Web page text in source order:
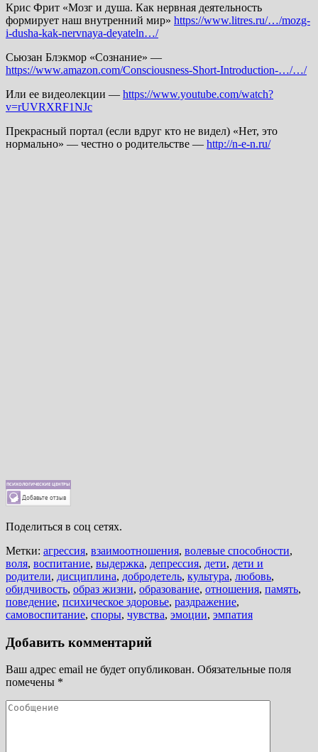
Крис Фрит «Мозг и душа. Как нервная деятельность
формирует наш внутренний мир» https://www.litres.ru/…/mozg-
i-dusha-kak-nervnaya-deyateln…/
Сьюзан Блэкмор «Сознание» —
https://www.amazon.com/Consciousness-Short-Introduction-…/…/
Или ее видеолекции — https://www.youtube.com/watch?
v=rUVRXRF1NJc
Прекрасный портал (если вдруг кто не видел) «Нет, это
нормально» — честно о родительстве — http://n-e-n.ru/
Поделиться в соц сетях.
Метки: агрессия, взаимоотношения, волевые способности,
воля, воспитание, выдержка, депрессия, дети, дети и
родители, дисциплина, добродетель, культура, любовь,
обидчивость, образ жизни, образование, отношения, память,
поведение, психическое здоровье, раздражение,
самовоспитание, споры, чувства, эмоции, эмпатия
Добавить комментарий
Ваш адрес email не будет опубликован. Обязательные поля
помечены *